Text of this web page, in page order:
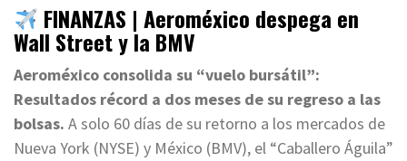
FINANZAS | Aeroméxico despega en
Wall Street y la BMV
Aeroméxico consolida su “vuelo bursátil”:
Resultados récord a dos meses de su regreso a las
bolsas. A solo 60 días de su retorno a los mercados de
Nueva York (NYSE) y México (BMV), el “Caballero Águila”